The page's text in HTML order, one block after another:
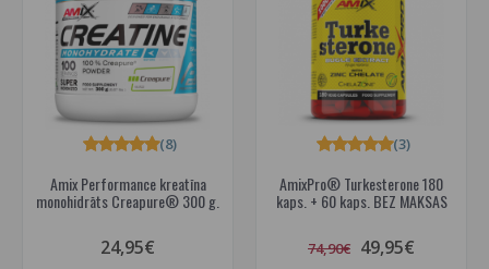
Amix Performance kreatīna
monohidrāts Creapure® 300 g.
(8)
24,95€
AmixPro® Turkesterone 180
kaps. + 60 kaps. BEZ MAKSAS
(3)
74,90€ 49,95€